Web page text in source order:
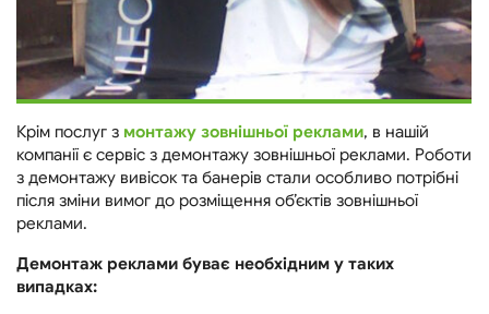
Крім послуг з монтажу зовнішньої реклами, в нашій
компанії є сервіс з демонтажу зовнішньої реклами. Роботи
з демонтажу вивісок та банерів стали особливо потрібні
після зміни вимог до розміщення об’єктів зовнішньої
реклами.
Демонтаж реклами буває необхідним у таких
випадках: